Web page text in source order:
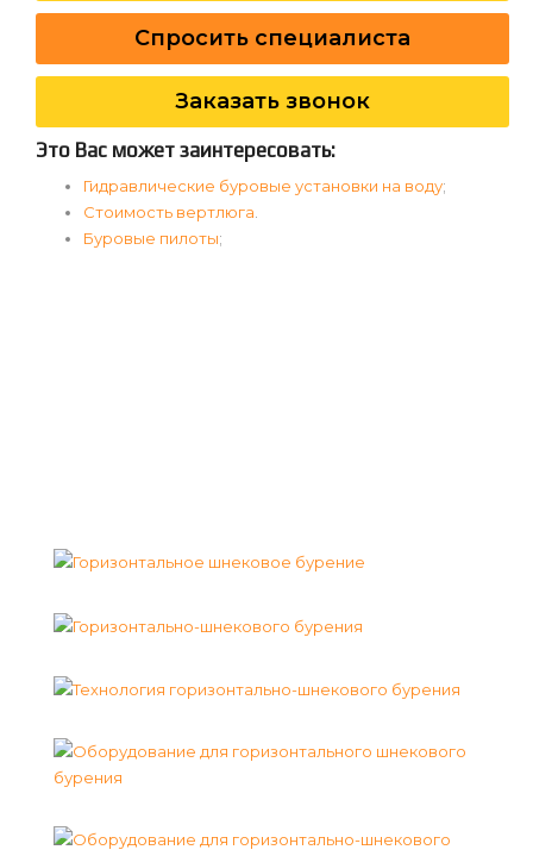
Спросить специалиста
Заказать звонок
Это Вас может заинтересовать:
Гидравлические буровые установки на воду;
Стоимость вертлюга.
Буровые пилоты;